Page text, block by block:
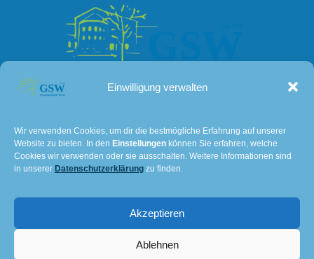
Einwilligung verwalten
Wir verwenden Cookies, um dir die bestmögliche Erfahrung auf unserer
Website zu bieten. In den Einstellungen können Sie erfahren, welche
Cookies wir verwenden oder sie ausschalten. Weitere Informationen sind
in unserer Datenschutzerklärung zu finden.
Akzeptieren
Ablehnen
Lissaer Straße 7
28237 Bremen
Tel: 0421 – 36114611
501@schulverwaltung.bremen.de
Impressum und Datenschutz